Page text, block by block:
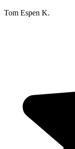
Tom Espen K.